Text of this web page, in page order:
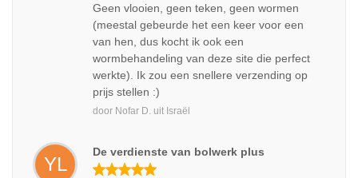
Geen vlooien, geen teken, geen wormen
(meestal gebeurde het een keer voor een
van hen, dus kocht ik ook een
wormbehandeling van deze site die perfect
werkte). Ik zou een snellere verzending op
prijs stellen :)
door Nofar D. uit Israël
YL
De verdienste van bolwerk plus